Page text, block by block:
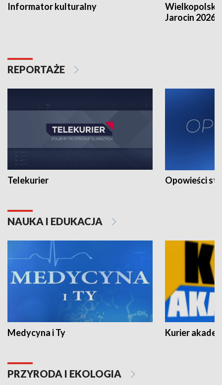
Informator kulturalny
Jarocin 2026
REPORTAŻE
Telekurier Opowieści
NAUKA I EDUKACJA
Medycyna i Ty Kurier
PRZYRODA I EKOLOGIA